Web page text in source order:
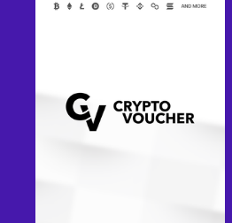
Přidat do košíku